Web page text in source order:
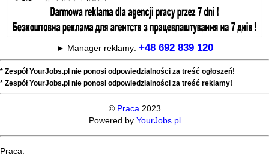
► Manager reklamy: +48 692 839 120
* Zespół YourJobs.pl nie ponosi odpowiedzialności za treść ogłoszeń!
* Zespół YourJobs.pl nie ponosi odpowiedzialności za treść reklamy!
© Praca2023
Powered by YourJobs.pl
Praca: